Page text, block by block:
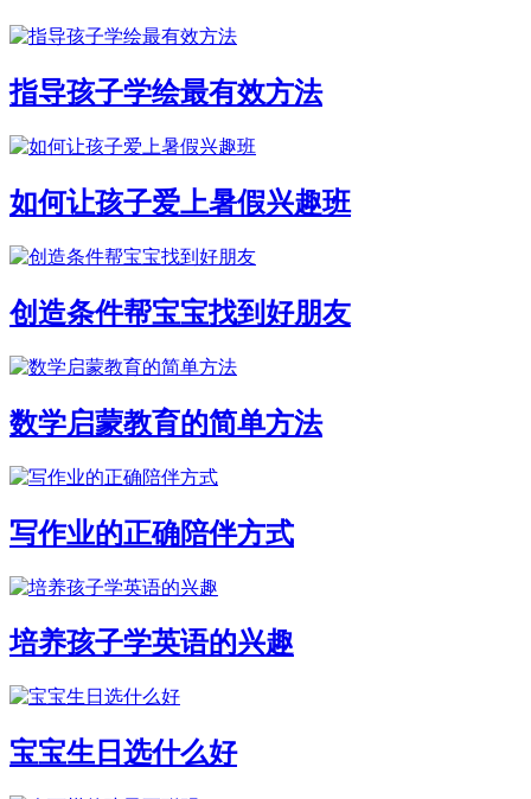
指导孩子学绘最有效方法
如何让孩子爱上暑假兴趣班
创造条件帮宝宝找到好朋友
数学启蒙教育的简单方法
写作业的正确陪伴方式
培养孩子学英语的兴趣
宝宝生日选什么好